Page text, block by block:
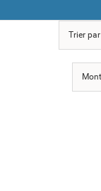
Trier par